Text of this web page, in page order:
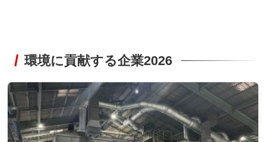
環境に貢献する企業2026